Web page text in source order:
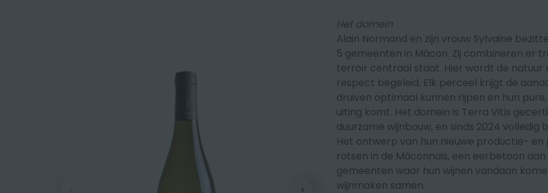
Het domein
Alain Normand en zijn vrouw Sylvaine
5 gemeenten in Mâcon. Zij combineren er
terroir centraal staat. Hier wordt de natuur
respect begeleid. Elk perceel krijgt de
druiven optimaal kunnen rijpen en hun
uiting komt. Het domein is Terra Vitis
duurzame wijnbouw, en sinds 2024 volledig
Het ontwerp van hun nieuwe productie-
rotsen in de Mâconnais, een eerbetoon
gemeenten waar hun wijnen vandaan
wijnmaken samen.